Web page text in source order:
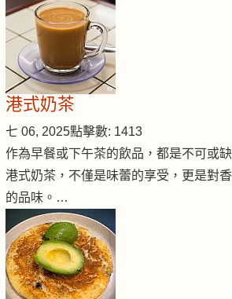
港式奶茶
七 06, 2025點擊數: 1413
作為早餐或下午茶的飲品，都是不可或
港式奶茶，不僅是味蕾的享受，更是對
的品味。…